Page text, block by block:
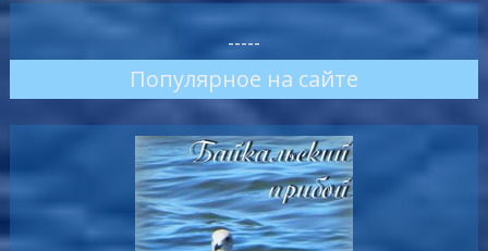
-----
Популярное на сайте